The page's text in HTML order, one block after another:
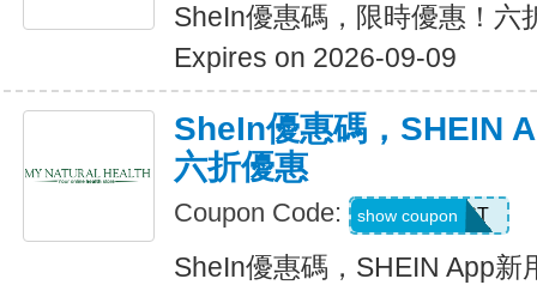
SheIn優惠碼，限時優惠！六
Expires on 2026-09-09
SheIn優惠碼，SHEIN
六折優惠
Coupon Code: D4K6T
show coupon
SheIn優惠碼，SHEIN App新